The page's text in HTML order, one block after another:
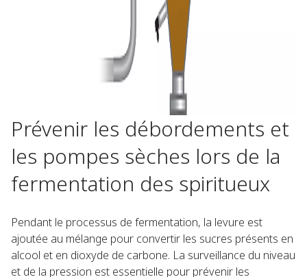
Prévenir les débordements et
les pompes sèches lors de la
fermentation des spiritueux
Pendant le processus de fermentation, la levure est
ajoutée au mélange pour convertir les sucres présents en
alcool et en dioxyde de carbone. La surveillance du niveau
et de la pression est essentielle pour prévenir les